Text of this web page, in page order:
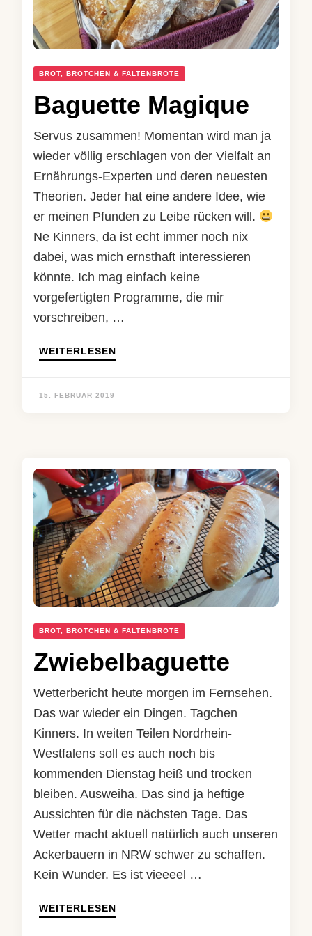
BROT, BRÖTCHEN & FALTENBROTE
Baguette Magique
Servus zusammen! Momentan wird man ja
wieder völlig erschlagen von der Vielfalt an
Ernährungs-Experten und deren neuesten
Theorien. Jeder hat eine andere Idee, wie
er meinen Pfunden zu Leibe rücken will.
Ne Kinners, da ist echt immer noch nix
dabei, was mich ernsthaft interessieren
könnte. Ich mag einfach keine
vorgefertigten Programme, die mir
vorschreiben, …
WEITERLESEN
15. FEBRUAR 2019
BROT, BRÖTCHEN & FALTENBROTE
Zwiebelbaguette
Wetterbericht heute morgen im Fernsehen.
Das war wieder ein Dingen. Tagchen
Kinners. In weiten Teilen Nordrhein-
Westfalens soll es auch noch bis
kommenden Dienstag heiß und trocken
bleiben. Ausweiha. Das sind ja heftige
Aussichten für die nächsten Tage. Das
Wetter macht aktuell natürlich auch unseren
Ackerbauern in NRW schwer zu schaffen.
Kein Wunder. Es ist vieeeel …
WEITERLESEN